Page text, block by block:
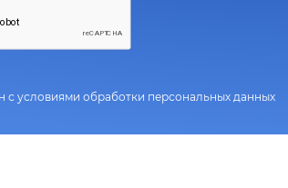
с условиями обработки персональных данных